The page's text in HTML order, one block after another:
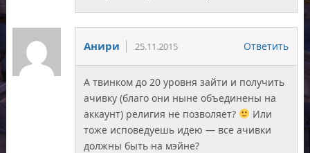
Анири 25.11.2015 Ответить
А твинком до 20 уровня зайти и получить
ачивку (благо они ныне объединены на
аккаунт) религия не позволяет?
Или
тоже исповедуешь идею — все ачивки
должны быть на мэйне?